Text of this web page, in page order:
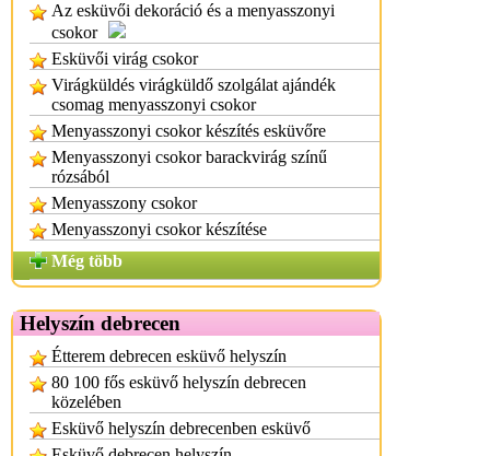
Az esküvői dekoráció és a menyasszonyi
csokor
Esküvői virág csokor
Virágküldés virágküldő szolgálat ajándék
csomag menyasszonyi csokor
Menyasszonyi csokor készítés esküvőre
Menyasszonyi csokor barackvirág színű
rózsából
Menyasszony csokor
Menyasszonyi csokor készítése
Még több
Helyszín debrecen
Étterem debrecen esküvő helyszín
80 100 fős esküvő helyszín debrecen
közelében
Esküvő helyszín debrecenben esküvő